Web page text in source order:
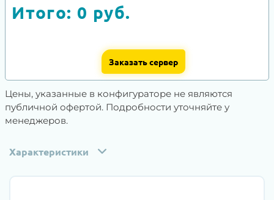
Итого: 0 руб.
Заказать сервер
Цены, указанные в конфигураторе не являются
публичной офертой. Подробности уточняйте у
менеджеров.
Характеристики